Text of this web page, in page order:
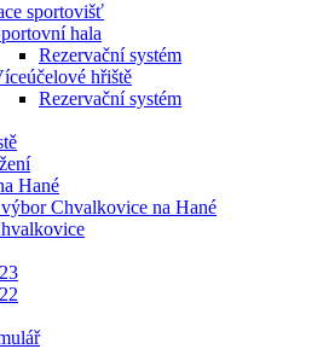
sportovišť
hala
Rezervační systém
hřiště
Rezervační systém
Hané
Chvalkovice na Hané